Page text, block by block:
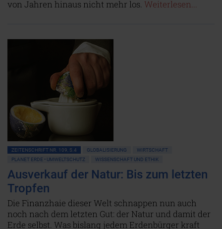
von Jahren hinaus nicht mehr los. Weiterlesen...
ZEITENSCHRIFT NR. 109, S.4 GLOBALISIERUNG
WIRTSCHAFT
PLANET ERDE • UMWELTSCHUTZ
WISSENSCHAFT UND ETHIK
Ausverkauf der Natur: Bis zum letzten
Tropfen
Die Finanzhaie dieser Welt schnappen nun auch
noch nach dem letzten Gut: der Natur und damit der
Erde selbst. Was bislang jedem Erdenbürger kraft